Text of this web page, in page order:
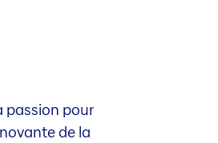
passion pour
de la